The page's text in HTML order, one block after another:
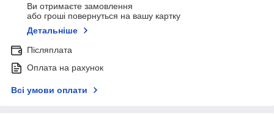
Ви отримаєте замовлення
або гроші повернуться на вашу картку
Детальніше
Післяплата
Оплата на рахунок
Всі умови оплати